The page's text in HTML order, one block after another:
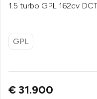
1.5 turbo GPL 162cv
GPL
€ 31.900